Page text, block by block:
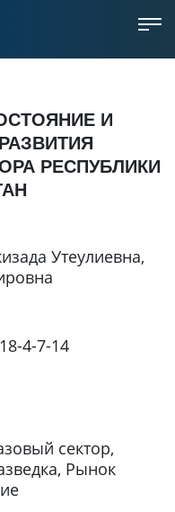
И
РЕСПУБЛИКИ
Утеулиевна,
4-7-14
сектор,
Рынок